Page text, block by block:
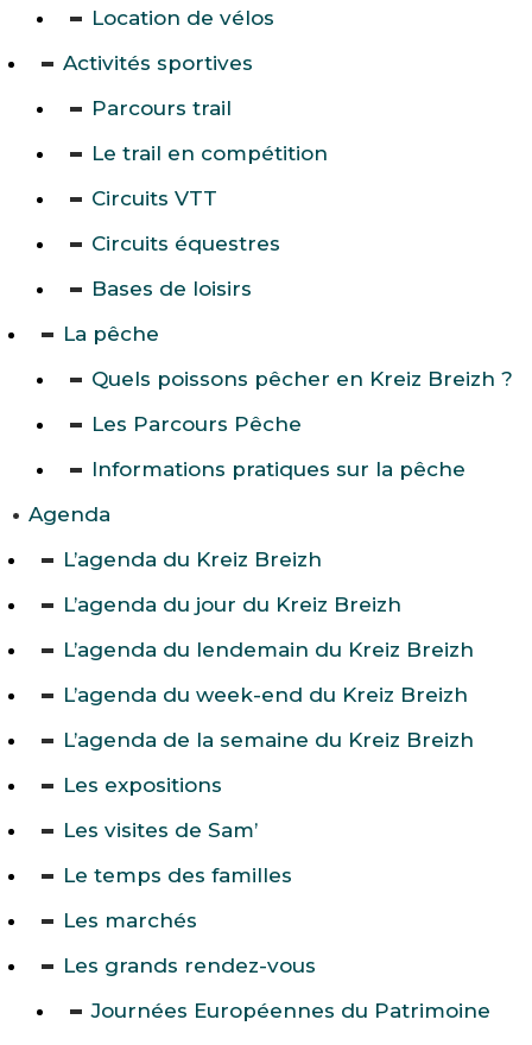
Location de vélos
Activités sportives
Parcours trail
Le trail en compétition
Circuits VTT
Circuits équestres
Bases de loisirs
La pêche
Quels poissons pêcher en Kreiz Breizh ?
Les Parcours Pêche
Informations pratiques sur la pêche
Agenda
L’agenda du Kreiz Breizh
L’agenda du jour du Kreiz Breizh
L’agenda du lendemain du Kreiz Breizh
L’agenda du week-end du Kreiz Breizh
L’agenda de la semaine du Kreiz Breizh
Les expositions
Les visites de Sam’
Le temps des familles
Les marchés
Les grands rendez-vous
Journées Européennes du Patrimoine